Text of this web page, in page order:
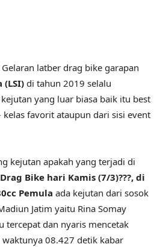
Gelaran latber drag bike garapan
(LSI) di tahun 2019 selalu
yang luar biasa baik itu best
kelas favorit ataupun dari sisi event
kejutan apakah yang terjadi di
Bike hari Kamis (7/3)???, di
Pemula ada kejutan dari sosok
Jatim yaitu Rina Somay
tercepat dan nyaris mencetak
08.427 detik kabar